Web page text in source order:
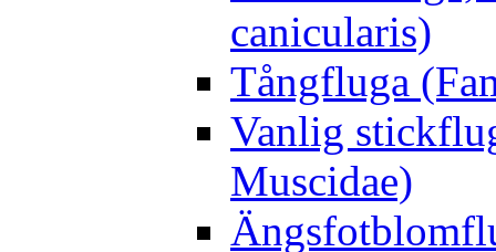
canicularis)
Tångfluga
Vanlig
Muscidae)